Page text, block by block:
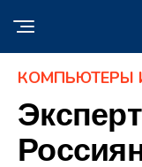
КОМПЬЮТЕРЫ